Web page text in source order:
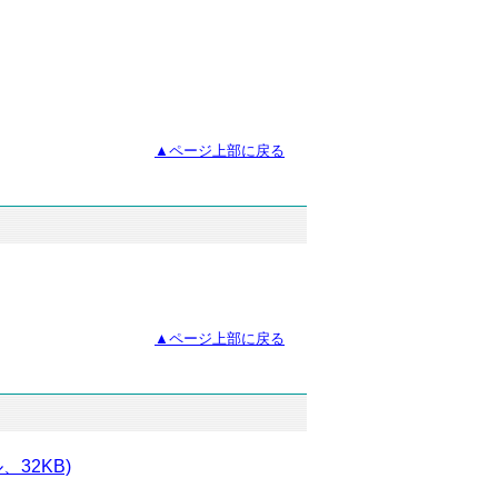
▲ページ上部に戻る
▲ページ上部に戻る
32KB)